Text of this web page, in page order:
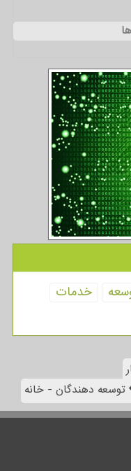
خدمات
توسعه دهندگان - خانه